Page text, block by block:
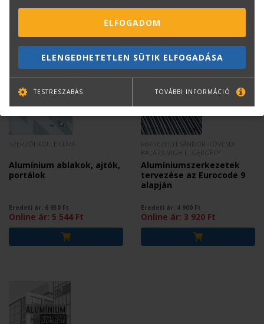
Mások ezt is megvásárolták...
Alumínium ablakok, ajtók,
portálok
Eredeti ár: 6 930 Ft
Online ár: 5 544Ft
Alumíniumszerkezetek
tervezése az Eurocode 9
alapján
Eredeti ár: 4 900 Ft
Online ár: 3 920 Ft
ELFOGADOM
ELENGEDHETETLEN SÜTIK ELFOGADÁSA
TESTRESZABÁS TOVÁBBI INFORMÁCIÓ